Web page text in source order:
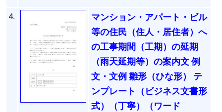
4.
マンション・アパート・ビル
等の住民（住人・居住者）へ
の工事期間（工期）の延期
（雨天延期等）の案内文 例
文・文例 雛形（ひな形） テ
ンプレート（ビジネス文書形
式）（丁寧）（ワード